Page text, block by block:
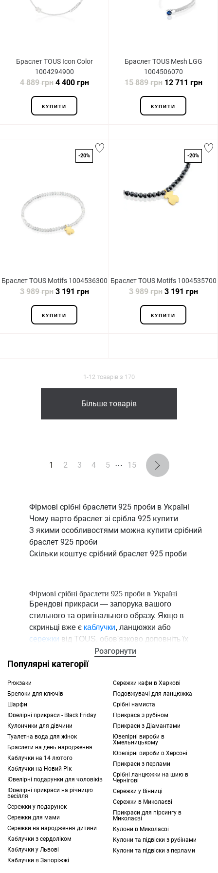
Браслет TOUS Icon Color
1004294900
4 889 грн4 400 грн
КУПИТИ
Браслет TOUS Mesh LGG
1004506070
15 889 грн12 711 грн
КУПИТИ
-20%
Браслет TOUS Motifs 1004536300
3 989 грн3 191 грн
КУПИТИ
-20%
Браслет TOUS Motifs 1004535700
3 989 грн3 191 грн
КУПИТИ
1-12 товарів з 170
Більше товарів
1 2 3 4 5 ⋯ 15
Фірмові срібні браслети 925 проби в Україні
Чому варто браслет зі срібла 925 купити
З якими особливостями можна купити срібний
браслет 925 проби
Скільки коштує срібний браслет 925 проби
Фірмові срібні браслети 925 проби в Україні
Брендові прикраси — запорука вашого
стильного та оригінального образу. Якщо в
скриньці вже є каблучки, ланцюжки або
сережки від TOUS, обов'язково доповніть їх
іншими ювелірними виробами та
аксесуарами.
Тим, хто цінує срібло 925, браслет на руку
підійде ідеально. Такі вироби відрізняються
особливим шармом і завжди підкреслюють
природну красу власника.
Сьогодні у вас є можливість вибрати виріб
з безлічі моделей, представлених на сайті.
Кожна прикраса відрізняється за
конструкцією і матеріалами виготовлення.
Але об'єднуючим залишається срібло 925,
браслет з цього матеріалу стане чудовим
доповненням будь-якого образу і вбрання.
Чому варто браслет зі срібла 925 купити
Більшість характеристик готових прикрас
залежать в основному від властивостей
Розгорнути
Популярні категорії
Рюкзаки
Брелоки для ключів
Шарфи
Ювелірні прикраси - Black Friday
Кулончики для дівчини
Туалетна вода для жінок
Браслети на день народження
Каблучки на 14 лютого
Каблучки на Новий Рік
Ювелірні подарунки для чоловіків
Ювелірні прикраси на річницю
весілля
Сережки у подарунок
Сережки для мами
Сережки на народження дитини
Каблучки з сердоліком
Каблучки у Львові
Каблучки в Запоріжжі
Сережки кафи в Харкові
Подовжувачі для ланцюжка
Срібні намиста
Прикраса з рубіном
Прикраси з Діамантами
Ювелірні вироби в
Хмельницькому
Ювелірні вироби в Херсоні
Прикраси з перлами
Срібні ланцюжки на шию в
Чернігові
Сережки у Вінниці
Сережки в Миколаєві
Прикраси для пірсингу в
Миколаєві
Кулони в Миколаєві
Кулони та підвіски з рубінами
Кулони та підвіски з перлами